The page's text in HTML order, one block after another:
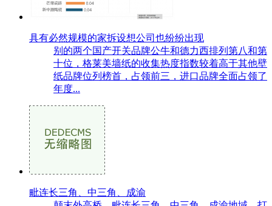
具有必然规模的家拆设想公司也纷纷出现
别的两个国产开关品牌公牛和德力西排列第八和第
十位，格莱美墙纸的收集热度指数较着高于其他壁
纸品牌位列榜首，占领前三，进口品牌全面占领了
年度...
毗连长三角、中三角、成渝